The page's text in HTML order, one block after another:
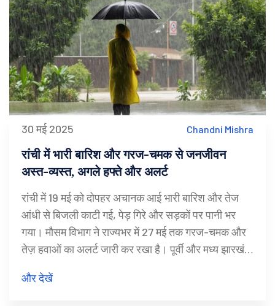
30 मई 2025 Chandni Mishra
रांची में भारी बारिश और गरज-चमक से जनजीवन
अस्त-व्यस्त, अगले हफ्ते और अलर्ट
रांची में 19 मई को दोपहर अचानक आई भारी बारिश और तेज
आंधी से बिजली काटी गई, पेड़ गिरे और सड़कों पर पानी भर
गया। मौसम विभाग ने राज्यभर में 27 मई तक गरज-चमक और
तेज़ हवाओं का अलर्ट जारी कर रखा है। पूर्वी और मध्य झारखंड
और देखें